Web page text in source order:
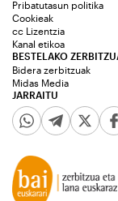
JARRAITU
Pribatutasun politika
Cookieak
cc Lizentzia
Kanal etikoa
BESTELAKO
Bidera zerbitzuak
Midas Media